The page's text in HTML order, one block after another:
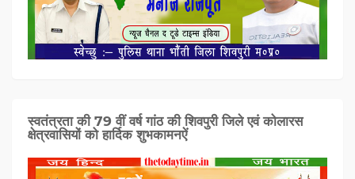
स्वतंत्रता की 79 वीं वर्ष गांठ की शिवपुरी जिले एवं कोलारस
क्षेत्रवासियों को हार्दिक शुभकामनऐं